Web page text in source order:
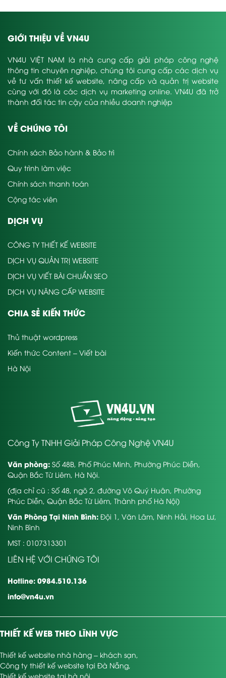
GIỚI THIỆU VỀ VN4U
VN4U VIỆT NAM là nhà cung cấp giải pháp công nghệ
thông tin chuyên nghiệp, chúng tôi cung cấp các dịch vụ
về tư vấn thiết kế website, nâng cấp và quản trị website
cùng với đó là các dịch vụ marketing online. VN4U đã trở
thành đối tác tin cậy của nhiều doanh nghiệp
VỀ CHÚNG TÔI
Chính sách Bảo hành & Bảo trì
Quy trình làm việc
Chính sách thanh toán
Cộng tác viên
DỊCH VỤ
CÔNG TY THIẾT KẾ WEBSITE
DỊCH VỤ QUẢN TRỊ WEBSITE
DỊCH VỤ VIẾT BÀI CHUẨN SEO
DỊCH VỤ NÂNG CẤP WEBSITE
CHIA SẺ KIẾN THỨC
Thủ thuật wordpress
Kiến thức Content – Viết bài
Hà Nội
Công Ty TNHH Giải Pháp Công Nghệ VN4U
Văn phòng: Số 48B, Phố Phúc Minh, Phường Phúc Diễn,
Quận Bắc Từ Liêm, Hà Nội.
(địa chỉ cũ : Số 48, ngõ 2, đường Võ Quý Huân, Phường
Phúc Diễn, Quận Bắc Từ Liêm, Thành phố Hà Nội)
Văn Phòng Tại Ninh Bình: Đội 1, Văn Lâm, Ninh Hải, Hoa Lư,
Ninh Bình
MST : 0107313301
LIÊN HỆ VỚI CHÚNG TÔI
Hotline: 0984.510.136
info@vn4u.vn
THIẾT KẾ WEB THEO LĨNH VỰC
Thiết kế website nhà hàng – khách sạn,
Công ty thiết kế website tại Đà Nẵng,
Thiết kế website tại hà nội